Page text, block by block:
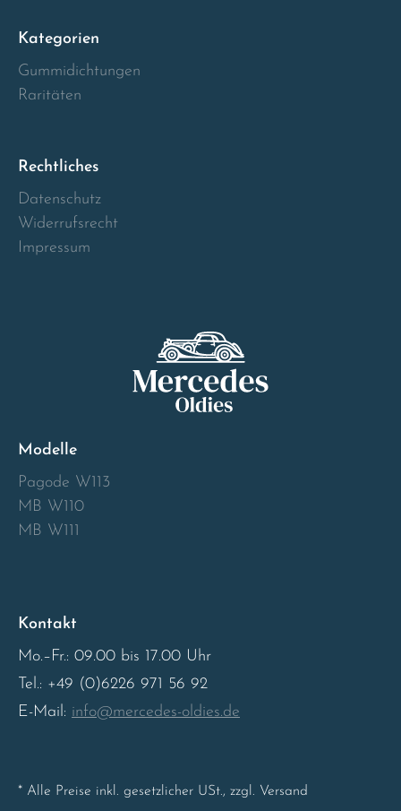
Kategorien
Gummidichtungen
Raritäten
Rechtliches
Datenschutz
Widerrufsrecht
Impressum
Modelle
Pagode W113
MB W110
MB W111
Kontakt
Mo.–Fr.: 09.00 bis 17.00 Uhr
Tel.: +49 (0)6226 971 56 92
E-Mail: info@mercedes-oldies.de
* Alle Preise inkl. gesetzlicher USt., zzgl. Versand